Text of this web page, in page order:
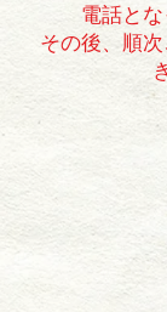
電話とな
その後、順